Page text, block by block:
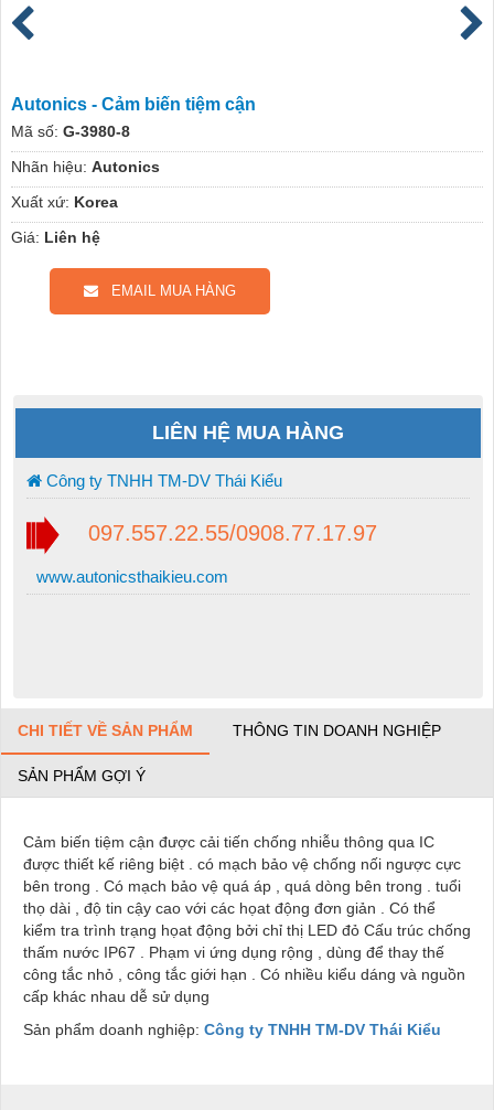
Autonics - Cảm biến tiệm cận
Mã số: G-3980-8
Nhãn hiệu: Autonics
Xuất xứ: Korea
Giá: Liên hệ
EMAIL MUA HÀNG
LIÊN HỆ MUA HÀNG
Công ty TNHH TM-DV Thái Kiểu
097.557.22.55/0908.77.17.97
www.autonicsthaikieu.com
CHI TIẾT VỀ SẢN PHẨM THÔNG TIN DOANH NGHIỆP
SẢN PHẨM GỢI Ý
Cảm biến tiệm cận được cải tiến chống nhiễu thông qua IC
được thiết kế riêng biệt . có mạch bảo vệ chống nối ngược cực
bên trong . Có mạch bảo vệ quá áp , quá dòng bên trong . tuổi
thọ dài , độ tin cậy cao với các họat động đơn giản . Có thể
kiểm tra trình trạng họat động bởi chỉ thị LED đỏ Cấu trúc chống
thấm nước IP67 . Phạm vi ứng dụng rộng , dùng để thay thế
công tắc nhỏ , công tắc giới hạn . Có nhiều kiểu dáng và nguồn
cấp khác nhau dễ sử dụng
Sản phẩm doanh nghiệp: Công ty TNHH TM-DV Thái Kiểu